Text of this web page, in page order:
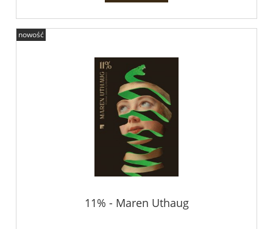
11% - Maren Uthaug
nowość